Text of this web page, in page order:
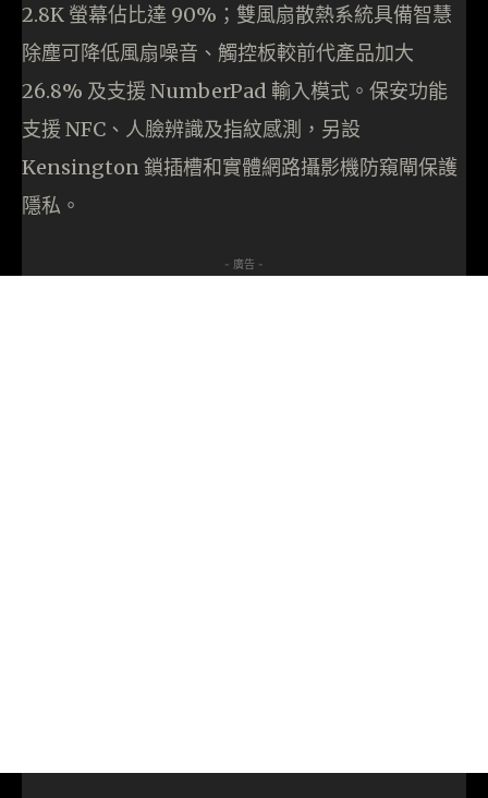
2.8K 螢幕佔比達 90%；雙風扇散熱系統具備智慧
除塵可降低風扇噪音、觸控板較前代產品加大
26.8% 及支援 NumberPad 輸入模式。保安功能
支援 NFC、人臉辨識及指紋感測，另設
Kensington 鎖插槽和實體網路攝影機防窺閘保護
隱私。
- 廣告 -